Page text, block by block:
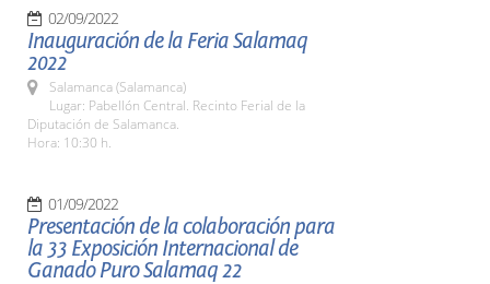
02/09/2022
Inauguración de la Feria Salamaq
2022
Salamanca (Salamanca)
Lugar: Pabellón Central. Recinto Ferial de la
Diputación de Salamanca.
Hora: 10:30 h.
01/09/2022
Presentación de la colaboración para
la 33 Exposición Internacional de
Ganado Puro Salamaq 22